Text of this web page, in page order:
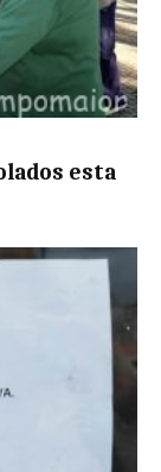
esta